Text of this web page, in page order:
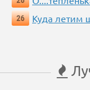
26
Куда летим